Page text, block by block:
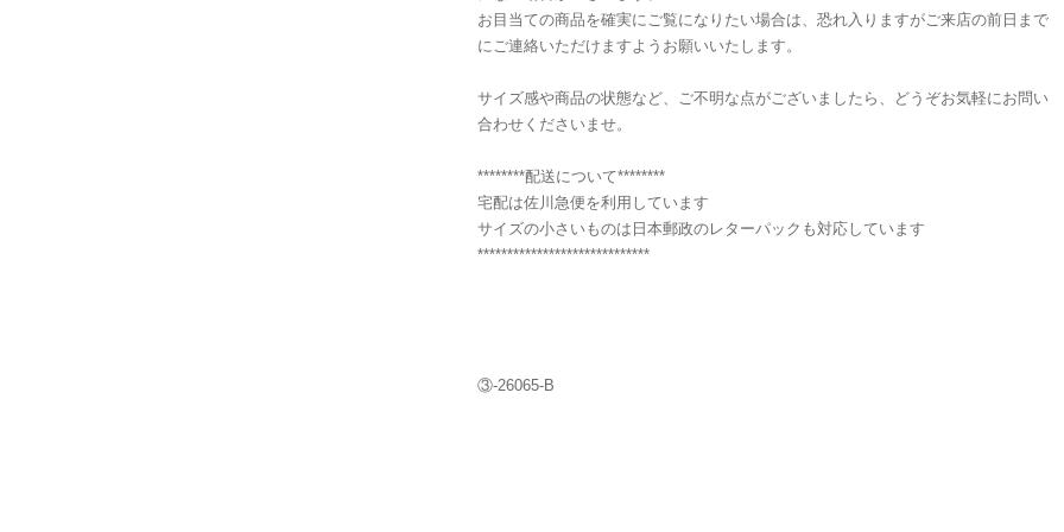
お目当ての商品を確実にご覧になりたい場合は、恐れ入りますがご来店の前日まで
にご連絡いただけますようお願いいたします。
サイズ感や商品の状態など、ご不明な点がございましたら、どうぞお気軽にお問い
合わせくださいませ。
********配送について********
宅配は佐川急便を利用しています
サイズの小さいものは日本郵政のレターパックも対応しています
*****************************
③-26065-B